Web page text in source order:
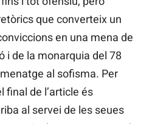
que converteix un
en una mena de
i de la monarquia del 78
al sofisma. Per
final de l’article és
al servei de les seues